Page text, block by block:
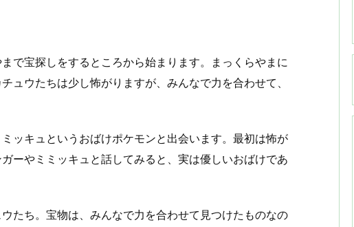
で宝探しをするところから始まります。まっくらやまに
ュウたちは少し怖がりますが、みんなで力を合わせて、
ッキュというおばけポケモンと出会います。最初は怖が
ーやミミッキュと話してみると、実は優しいおばけであ
たち。宝物は、みんなで力を合わせて見つけたものなの